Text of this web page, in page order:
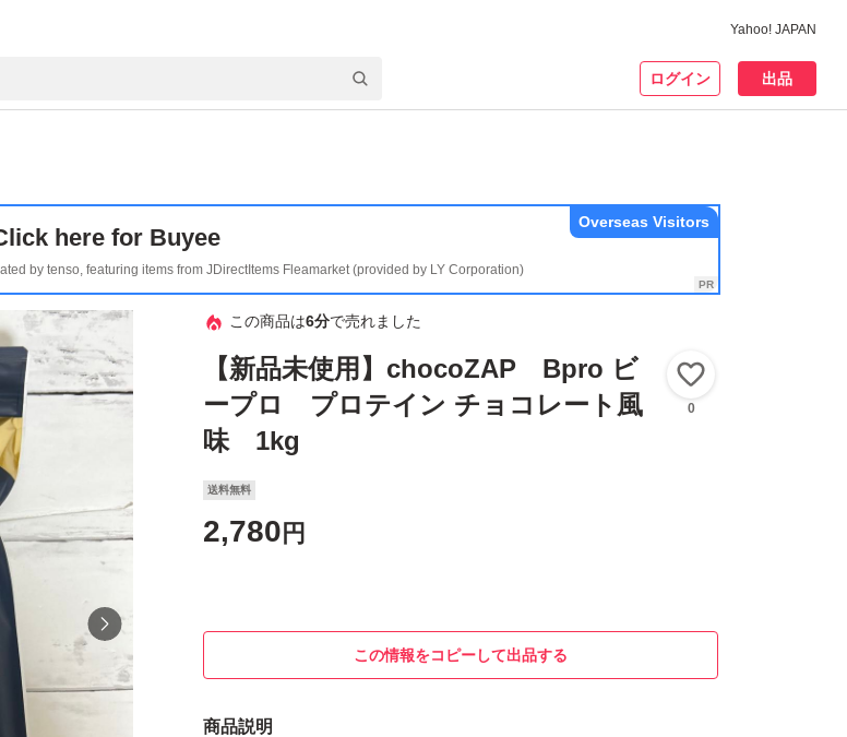
Yahoo! JAPAN
ログイン 出品
here for Buyee
by tenso, featuring items from JDirectItems Fleamarket (provided by LY Corporation)
Overseas Visitors
この商品は6分で売れました
【新品未使用】chocoZAP Bpro ビ
ープロ プロテイン チョコレート風
味 1kg
0
送料無料
2,780 円
この情報をコピーして出品する
商品説明